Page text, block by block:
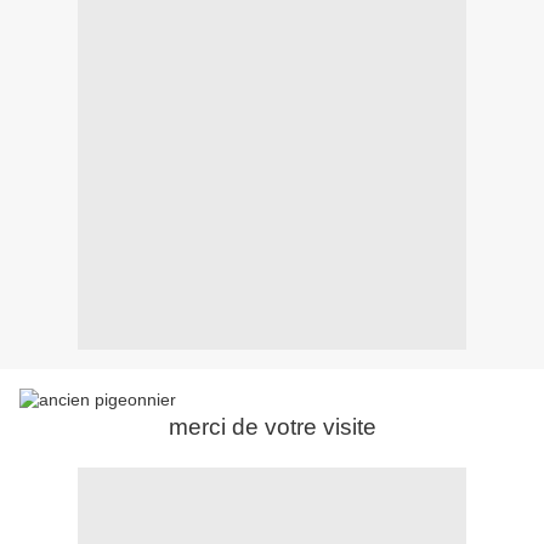
merci de votre visite